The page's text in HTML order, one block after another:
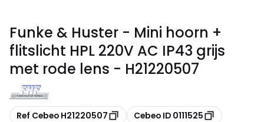
Funke & Huster - Mini hoorn +
flitslicht HPL 220V AC IP43 grijs
met rode lens - H21220507
Kopiëren
Ref Cebeo H21220507 Kopiëren
Cebeo ID 0111525